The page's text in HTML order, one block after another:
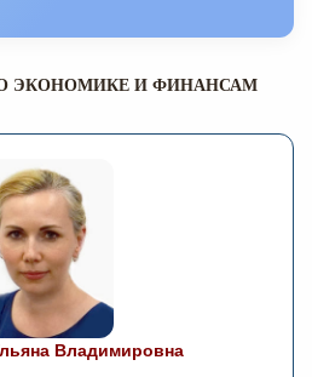
ЭКОНОМИКЕ И ФИНАНСАМ
Владимировна